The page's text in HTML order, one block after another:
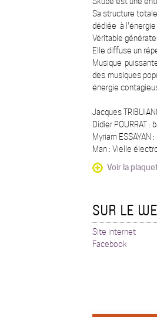
Sa structure
dédiée à l'énergie
Véritable
Elle diffuse un
Musique
des musiques
énergie
Jacques
Didier POURRAT :
Myriam ESSAYAN
Man : Vielle
Voir la
SUR LE
Site internet
Facebook